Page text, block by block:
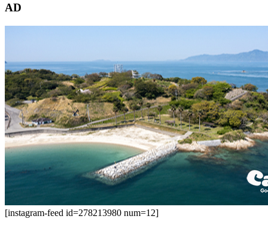
AD
[instagram-feed id=278213980 num=12]